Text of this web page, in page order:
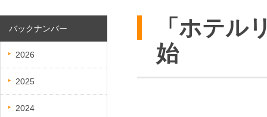
「ホテル
始
バックナンバー
2026
2025
2024